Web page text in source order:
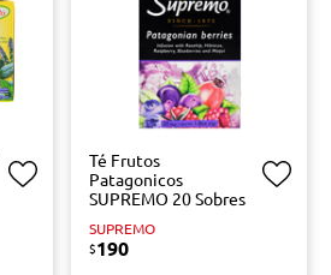
Té Frutos
Patagonicos
SUPREMO 20 Sobres
SUPREMO
$190